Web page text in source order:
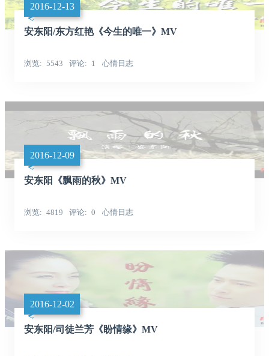
2016-12-13
安东阳/东方红艳《今生的唯一》MV
浏览 5543 评论 1 心情日志
2016-12-09
安东阳《飘雨的秋》MV
浏览 4819 评论 0 心情日志
2016-12-02
安东阳/司徒兰芳《盼情缘》MV